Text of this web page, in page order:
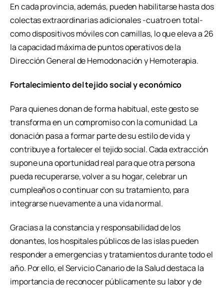
En cada provincia, además, pueden habilitarse hasta dos
colectas extraordinarias adicionales -cuatro en total-
como dispositivos móviles con camillas, lo que eleva a 26
la capacidad máxima de puntos operativos de la
Dirección General de Hemodonación y Hemoterapia.
Fortalecimiento del tejido social y económico
Para quienes donan de forma habitual, este gesto se
transforma en un compromiso con la comunidad. La
donación pasa a formar parte de su estilo de vida y
contribuye a fortalecer el tejido social. Cada extracción
supone una oportunidad real para que otra persona
pueda recuperarse, volver a su hogar, celebrar un
cumpleaños o continuar con su tratamiento, para
integrarse nuevamente a una vida normal.
Gracias a la constancia y responsabilidad de los
donantes, los hospitales públicos de las islas pueden
responder a emergencias y tratamientos durante todo el
año. Por ello, el Servicio Canario de la Salud destaca la
importancia de reconocer públicamente su labor y de